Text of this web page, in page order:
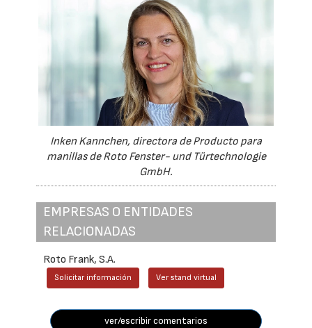
Inken Kannchen, directora de Producto para
manillas de Roto Fenster- und Türtechnologie
GmbH.
EMPRESAS O ENTIDADES
RELACIONADAS
Roto Frank, S.A.
Solicitar información Ver stand virtual
ver/escribir comentarios